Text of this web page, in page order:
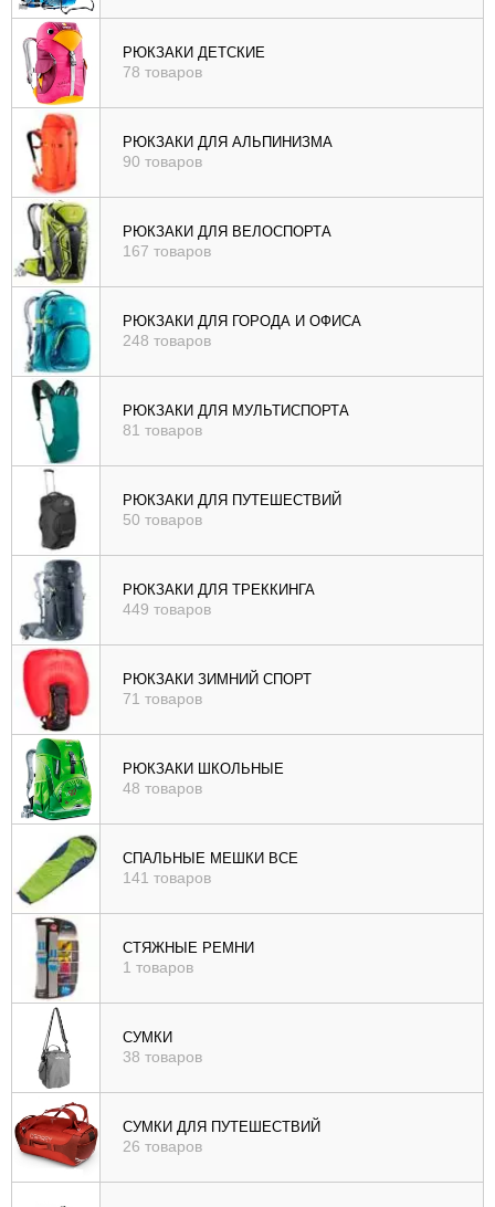
РЮКЗАКИ ДЕТСКИЕ
78 товаров
РЮКЗАКИ ДЛЯ АЛЬПИНИЗМА
90 товаров
РЮКЗАКИ ДЛЯ ВЕЛОСПОРТА
167 товаров
РЮКЗАКИ ДЛЯ ГОРОДА И ОФИСА
248 товаров
РЮКЗАКИ ДЛЯ МУЛЬТИСПОРТА
81 товаров
РЮКЗАКИ ДЛЯ ПУТЕШЕСТВИЙ
50 товаров
РЮКЗАКИ ДЛЯ ТРЕККИНГА
449 товаров
РЮКЗАКИ ЗИМНИЙ СПОРТ
71 товаров
РЮКЗАКИ ШКОЛЬНЫЕ
48 товаров
СПАЛЬНЫЕ МЕШКИ ВСЕ
141 товаров
СТЯЖНЫЕ РЕМНИ
1 товаров
СУМКИ
38 товаров
СУМКИ ДЛЯ ПУТЕШЕСТВИЙ
26 товаров